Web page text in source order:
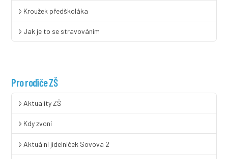
Kroužek předškoláka
Jak je to se stravováním
Pro rodiče ZŠ
Aktuality ZŠ
Kdy zvoní
Aktuální jídelníček Sovova 2